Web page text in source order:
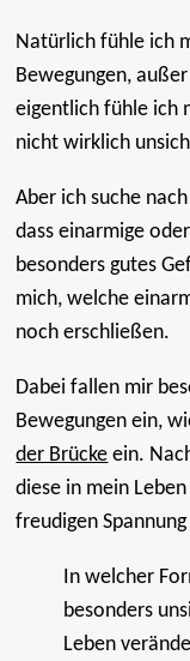
Natürlich fühle ich
Bewegungen,
eigentlich fühle ich
nicht wirklich
Aber ich suche
dass einarmige
besonders gutes
mich, welche
noch erschließen.
Dabei fallen mir
Bewegungen ein,
der Brücke ein.
diese in mein
freudigen Spannung
In welcher
besonders
Leben